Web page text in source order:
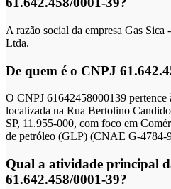
A razão social da empresa Gas
Ltda.
De quem é o CNPJ
O CNPJ 61642458000139 pertence
localizada na Rua Bertolino
SP, 11.955-000, com foco em
de petróleo (GLP) (CNAE G-4784-
Qual a atividade principal
61.642.458/0001-39?